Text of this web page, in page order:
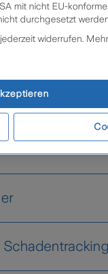
Unfallbericht
mit nicht EU-
durchgesetzt
widerrufen.